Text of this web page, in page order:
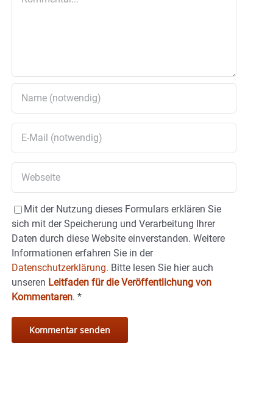
Mit der Nutzung dieses Formulars erklären Sie
sich mit der Speicherung und Verarbeitung Ihrer
Daten durch diese Website einverstanden. Weitere
Informationen erfahren Sie in der
Datenschutzerklärung. Bitte lesen Sie hier auch
unseren Leitfaden für die Veröffentlichung von
Kommentaren. *